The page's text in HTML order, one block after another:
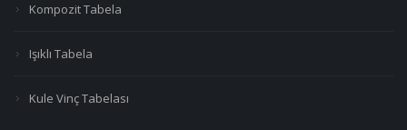
Kompozit Tabela
Işıklı Tabela
Kule Vinç Tabelası